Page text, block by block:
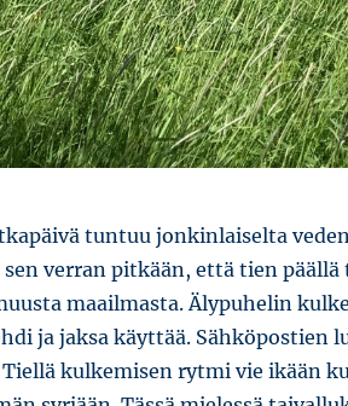
tuntuu jonkinlaiselta
verran pitkään, että tien päällä
maailmasta. Älypuhelin
ja jaksa käyttää. Sähköpostien
kulkemisen rytmi vie ikään